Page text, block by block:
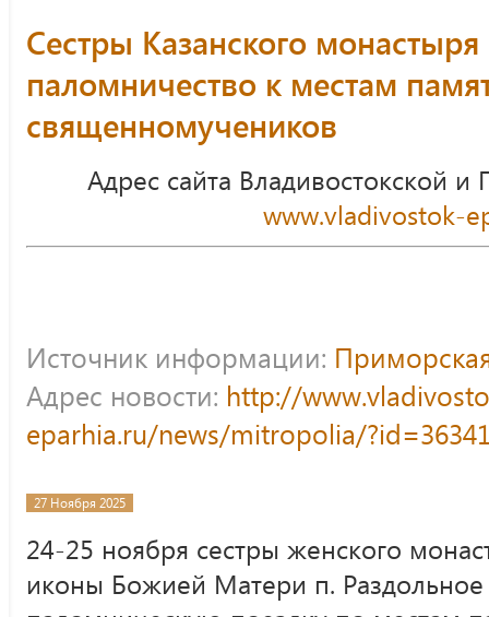
Сестры Казанского
паломничество к местам
священномучеников
Адрес сайта Владивостокской
www.vladivostok-
Источник информации:
Адрес новости: http://
eparhia.ru/news/mitropolia/
27 Ноября 2025
24-25 ноября сестры женского
иконы Божией Матери п.